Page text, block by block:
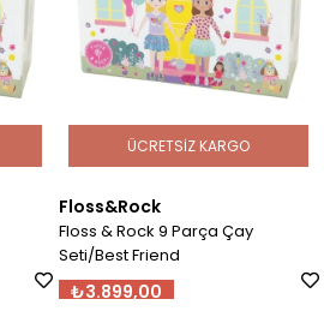
Floss&Rock
Floss & Rock 9 Parça Çay
Seti/Best Friend
₺3.899,00
ÜCRETSIZ KARGO